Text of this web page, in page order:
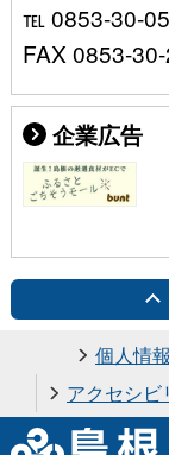
℡ 0853-30-
FAX 0853-
企業広告
個人情
アクセシビ